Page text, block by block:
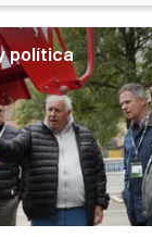
política